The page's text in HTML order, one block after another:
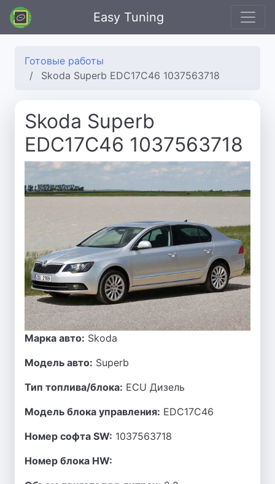
Easy Tuning
Готовые работы
Skoda Superb EDC17C46 1037563718
Skoda Superb
EDC17C46 1037563718
Марка авто: Skoda
Модель авто: Superb
Тип топлива/блока: ECU Дизель
Модель блока управления: EDC17C46
Номер софта SW: 1037563718
Номер блока HW: